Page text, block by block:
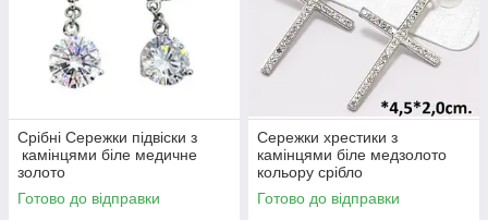
Срібні Сережки підвіски з
камінцями біле медичне
золото
Готово до відправки
Сережки хрестики з
камінцями біле медзолото
кольору срібло
Готово до відправки